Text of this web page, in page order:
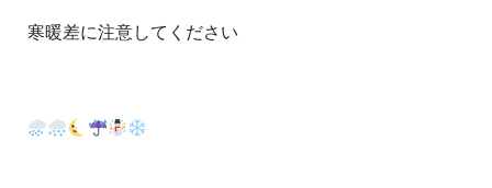
寒暖差に注意してください